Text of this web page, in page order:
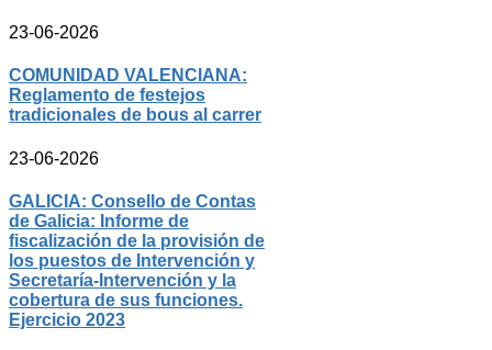
23-06-2026
COMUNIDAD VALENCIANA:
Reglamento de festejos
tradicionales de bous al carrer
23-06-2026
GALICIA: Consello de Contas
de Galicia: Informe de
fiscalización de la provisión de
los puestos de Intervención y
Secretaría-Intervención y la
cobertura de sus funciones.
Ejercicio 2023